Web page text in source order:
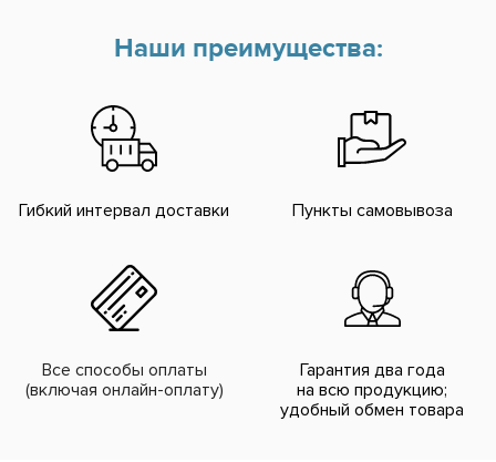
Наши преимущества:
Гибкий интервал доставки Пункты самовывоза
Все способы оплаты
(включая онлайн-оплату)
Гарантия два года
на всю продукцию;
удобный обмен товара